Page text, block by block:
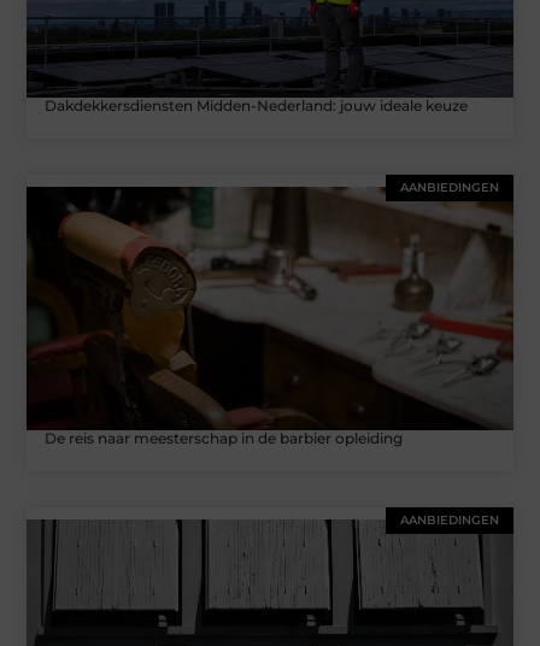
Dakdekkersdiensten Midden-Nederland: jouw ideale keuze
AANBIEDINGEN
De reis naar meesterschap in de barbier opleiding
AANBIEDINGEN